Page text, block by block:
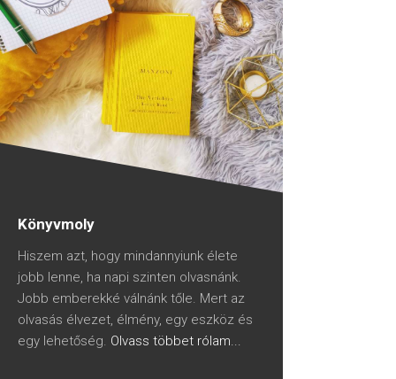
Könyvmoly
Hiszem azt, hogy mindannyiunk élete
jobb lenne, ha napi szinten olvasnánk.
Jobb emberekké válnánk tőle. Mert az
olvasás élvezet, élmény, egy eszköz és
egy lehetőség. Olvass többet rólam...